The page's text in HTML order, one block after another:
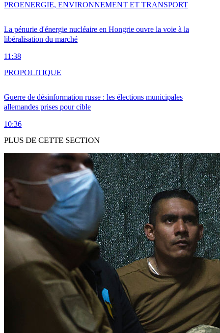
La pénurie d'énergie nucléaire en Hongrie ouvre la voie à la
libéralisation du marché
11:38
PROENERGIE, ENVIRONNEMENT ET TRANSPORT
Guerre de désinformation russe : les élections municipales
allemandes prises pour cible
10:36
PROPOLITIQUE
PLUS DE CETTE SECTION